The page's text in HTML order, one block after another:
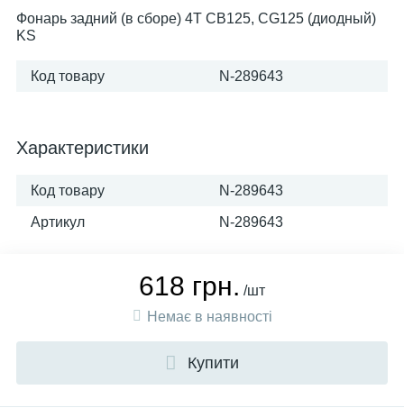
Фонарь задний (в сборе) 4T CB125, CG125 (диодный)
KS
Код товару N-289643
Характеристики
Код товару N-289643
Артикул N-289643
618 грн. /шт
Немає в наявності
Купити